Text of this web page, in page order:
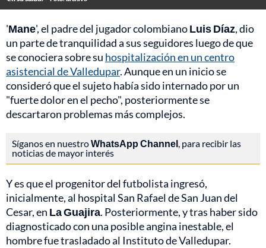
'Mane', el padre del jugador colombianoLuis Díaz, dio
un parte de tranquilidad a sus seguidores luego de que
se conociera sobre su hospitalización en un centro
asistencial de Valledupar. Aunque en un inicio se
consideró que el sujeto había sido internado por un
"fuerte dolor en el pecho", posteriormente se
descartaron problemas más complejos.
Síganos en nuestroWhatsApp Channel, para recibir las
noticias de mayor interés
Y es que el progenitor del futbolista ingresó,
inicialmente, al hospital San Rafael de San Juan del
Cesar, en La Guajira. Posteriormente, y tras haber sido
diagnosticado con una posible angina inestable, el
hombre fue trasladado al Instituto de Valledupar.